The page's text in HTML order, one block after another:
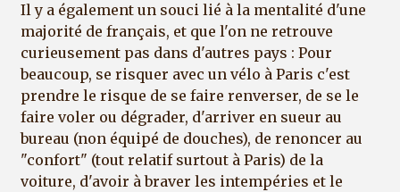
Il y a également un souci lié à la mentalité d'une
majorité de français, et que l'on ne retrouve
curieusement pas dans d'autres pays : Pour
beaucoup, se risquer avec un vélo à Paris c'est
prendre le risque de se faire renverser, de se le
faire voler ou dégrader, d'arriver en sueur au
bureau (non équipé de douches), de renoncer au
"confort" (tout relatif surtout à Paris) de la
voiture, d'avoir à braver les intempéries et le